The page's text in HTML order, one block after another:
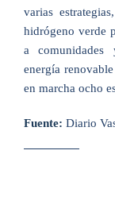
varias
hidrógeno verde
a comunidades
energía
en marcha ocho
Fuente: Diario